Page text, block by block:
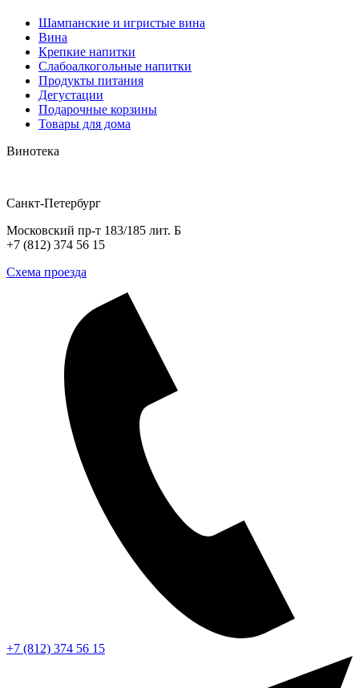
Шампанские и игристые вина
Вина
Крепкие напитки
Слабоалкогольные напитки
Продукты питания
Дегустации
Подарочные корзины
Товары для дома
Винотека
Санкт-Петербург
Московский пр-т 183/185 лит. Б
+7 (812) 374 56 15
Схема проезда
+7 (812) 374 56 15